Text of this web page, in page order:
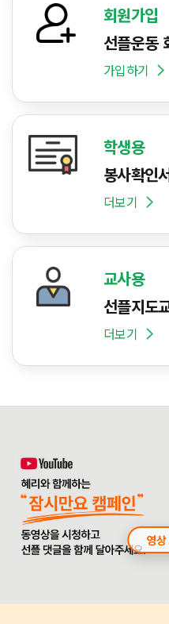
회원가입
선플운동
가입하기
학생용
봉사확인
더보기
교사용
선플지도
더보기
영상